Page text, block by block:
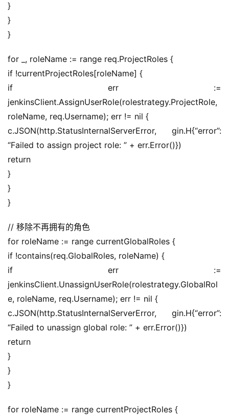
}
}
}
for _, roleName := range req.ProjectRoles {
if !currentProjectRoles[roleName] {
if err :=
jenkinsClient.AssignUserRole(rolestrategy.ProjectRole,
roleName, req.Username); err != nil {
c.JSON(http.StatusInternalServerError, gin.H{“error”:
“Failed to assign project role: ” + err.Error()})
return
}
}
}
// 移除不再拥有的角色
for roleName := range currentGlobalRoles {
if !contains(req.GlobalRoles, roleName) {
if err :=
jenkinsClient.UnassignUserRole(rolestrategy.GlobalRol
e, roleName, req.Username); err != nil {
c.JSON(http.StatusInternalServerError, gin.H{“error”:
“Failed to unassign global role: ” + err.Error()})
return
}
}
}
for roleName := range currentProjectRoles {